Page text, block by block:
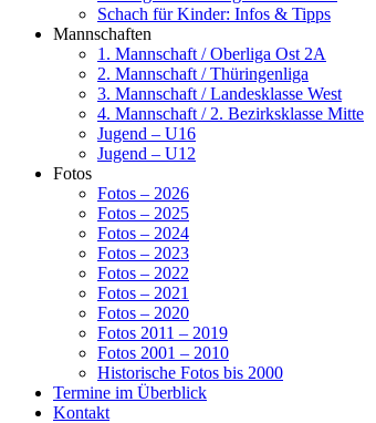
Schach für Kinder: Infos & Tipps
Mannschaften
1. Mannschaft / Oberliga Ost 2A
2. Mannschaft / Thüringenliga
3. Mannschaft / Landesklasse West
4. Mannschaft / 2. Bezirksklasse Mitte
Jugend – U16
Jugend – U12
Fotos
Fotos – 2026
Fotos – 2025
Fotos – 2024
Fotos – 2023
Fotos – 2022
Fotos – 2021
Fotos – 2020
Fotos 2011 – 2019
Fotos 2001 – 2010
Historische Fotos bis 2000
Termine im Überblick
Kontakt